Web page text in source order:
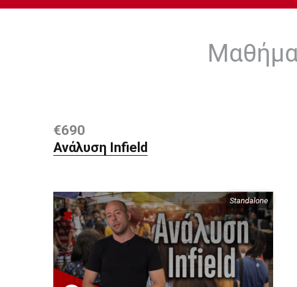
€690
Ανάλυση Infield
Περιεχόμενα
Standalone